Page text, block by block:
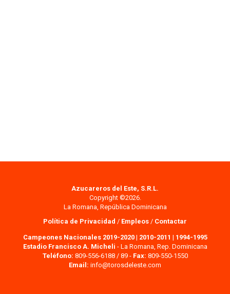
Azucareros del Este, S.R.L.
Copyright ©2026.
La Romana, República Dominicana
Política de Privacidad / Empleos / Contactar
Campeones Nacionales 2019-2020| 2010-2011 | 1994-1995
Estadio Francisco A. Micheli - La Romana, Rep. Dominicana
Teléfono: 809-556-6188 / 89 - Fax: 809-550-1550
Email: info@torosdeleste.com